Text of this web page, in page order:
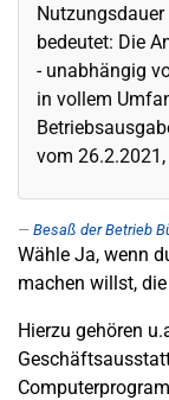
bedeutet: Die
- unabhängig
in vollem
vom
Besaß der Betrieb
Wähle Ja, wenn
machen willst,
Hierzu gehören